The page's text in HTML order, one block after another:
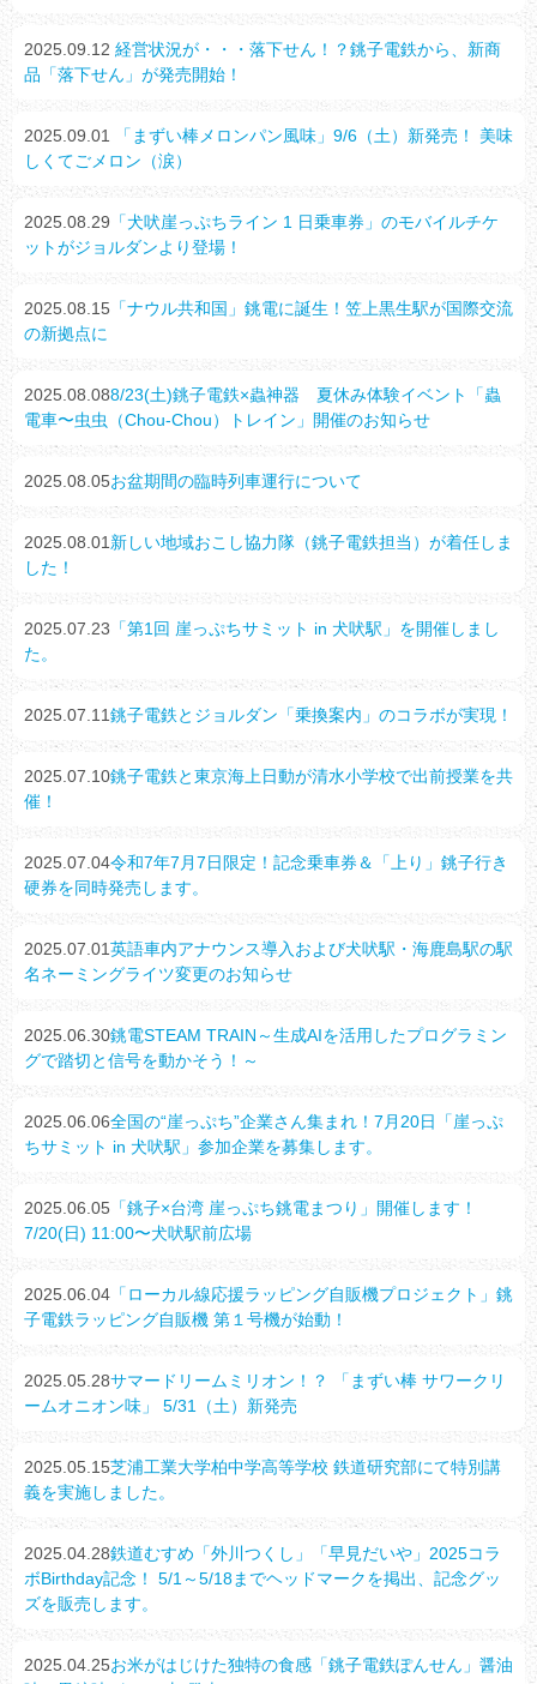
2025.09.12 経営状況が・・・落下せん！？銚子電鉄から、新商
品「落下せん」が発売開始！
2025.09.01 「まずい棒メロンパン風味」9/6（土）新発売！ 美味
しくてごメロン（涙）
2025.08.29 「犬吠崖っぷちライン 1 日乗車券」のモバイルチケ
ットがジョルダンより登場！
2025.08.15 「ナウル共和国」銚電に誕生！笠上黒生駅が国際交流
の新拠点に
2025.08.088/23(土)銚子電鉄×蟲神器 夏休み体験イベント「蟲
電車〜虫虫（Chou-Chou）トレイン」開催のお知らせ
2025.08.05お盆期間の臨時列車運行について
2025.08.01新しい地域おこし協力隊（銚子電鉄担当）が着任しま
した！
2025.07.23 「第1回 崖っぷちサミット in 犬吠駅」を開催しまし
た。
2025.07.11銚子電鉄とジョルダン「乗換案内」のコラボが実現！
2025.07.10銚子電鉄と東京海上日動が清水小学校で出前授業を共
催！
2025.07.04令和7年7月7日限定！記念乗車券＆「上り」銚子行き
硬券を同時発売します。
2025.07.01英語車内アナウンス導入および犬吠駅・海鹿島駅の駅
名ネーミングライツ変更のお知らせ
2025.06.30銚電STEAM TRAIN～生成AIを活用したプログラミン
グで踏切と信号を動かそう！～
2025.06.06全国の“崖っぷち”企業さん集まれ！7月20日「崖っぷ
ちサミット in 犬吠駅」参加企業を募集します。
2025.06.05 「銚子×台湾 崖っぷち銚電まつり」開催します！
7/20(日) 11:00〜犬吠駅前広場
2025.06.04 「ローカル線応援ラッピング自販機プロジェクト」銚
子電鉄ラッピング自販機 第１号機が始動！
2025.05.28サマードリームミリオン！？ 「まずい棒 サワークリ
ームオニオン味」 5/31（土）新発売
2025.05.15芝浦工業大学柏中学高等学校 鉄道研究部にて特別講
義を実施しました。
2025.04.28鉄道むすめ「外川つくし」「早見だいや」2025コラ
ボBirthday記念！ 5/1～5/18までヘッドマークを掲出、記念グッ
ズを販売します。
2025.04.25お米がはじけた独特の食感「銚子電鉄ぽんせん」醤油